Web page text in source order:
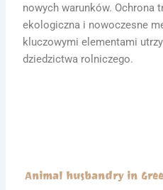
nowych warunków. Ochrona
ekologiczna i nowoczesne
kluczowymi elementami
dziedzictwa rolniczego.
Animal husbandry in